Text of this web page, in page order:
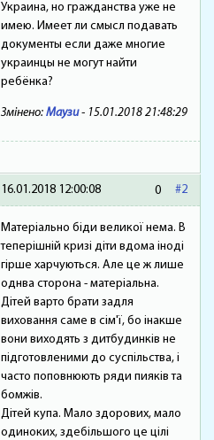
Украина, но гражданства уже не
имею. Имеет ли смысл подавать
документы если даже многие
украинцы не могут найти
ребёнка?
Змінено: Маузи- 15.01.2018 21:48:29
#2
0
16.01.2018 12:00:08
Матеріально біди великої нема. В
теперішній кризі діти вдома іноді
гірше харчуються. Але це ж лише
однва сторона - матеріальна.
Дітей варто брати задля
виховання саме в сім'ї, бо інакше
вони виходять з дитбудинків не
підготовленими до суспільства, і
часто поповнюють ряди пияків та
бомжів.
Дітей купа. Мало здорових, мало
одиноких, здебільшого це цілі